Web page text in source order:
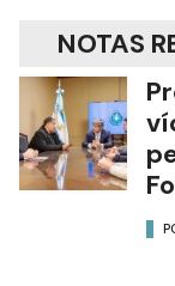
NOTAS